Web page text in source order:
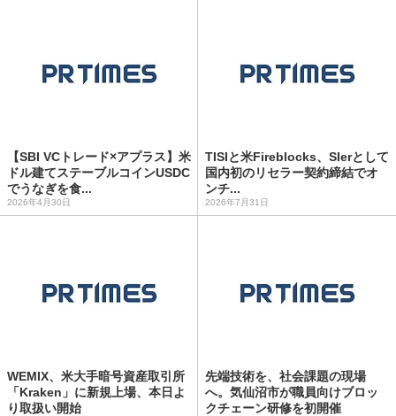
【SBI VCトレード×アプラス】米
ドル建てステーブルコインUSDC
でうなぎを食...
2026年4月30日
TISIと米Fireblocks、SIerとして
国内初のリセラー契約締結でオ
ンチ...
2026年7月31日
WEMIX、米大手暗号資産取引所
「Kraken」に新規上場、本日よ
り取扱い開始
先端技術を、社会課題の現場
へ。気仙沼市が職員向けブロッ
クチェーン研修を初開催